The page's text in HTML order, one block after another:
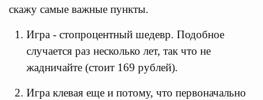
скажу самые важные пункты.
Игра - стопроцентный шедевр. Подобное
случается раз несколько лет, так что не
жадничайте (стоит 169 рублей).
Игра клевая еще и потому, что первоначально